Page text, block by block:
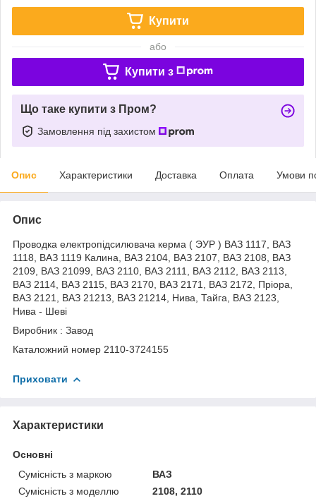
Купити
або
Купити з
Що таке купити з Пром?
Замовлення під захистом
Опис Характеристики Доставка Оплата Умови
Опис
Проводка електропідсилювача керма ( ЭУР ) ВАЗ 1117, ВАЗ
1118, ВАЗ 1119 Калина, ВАЗ 2104, ВАЗ 2107, ВАЗ 2108, ВАЗ
2109, ВАЗ 21099, ВАЗ 2110, ВАЗ 2111, ВАЗ 2112, ВАЗ 2113,
ВАЗ 2114, ВАЗ 2115, ВАЗ 2170, ВАЗ 2171, ВАЗ 2172, Пріора,
ВАЗ 2121, ВАЗ 21213, ВАЗ 21214, Нива, Тайга, ВАЗ 2123,
Нива - Шеві
Виробник : Завод
Каталожний номер 2110-3724155
Приховати
Характеристики
Основні
Сумісність з маркою
ВАЗ
Сумісність з моделлю
2108, 2110